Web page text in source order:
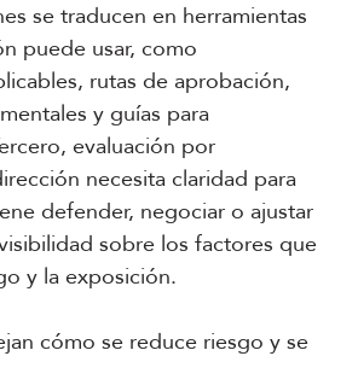
se traducen en herramientas
puede usar, como
rutas de aprobación,
y guías para
evaluación por
necesita claridad para
defender, negociar o ajustar
sobre los factores que
y la exposición.
cómo se reduce riesgo y se